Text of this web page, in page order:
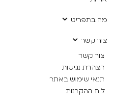
מה בתפריט
צור קשר
צור קשר
הצהרת נגישות
תנאי שימוש באתר
לוח ההקרנות